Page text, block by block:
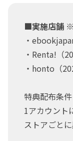
■実施店舗
・
・Renta!（
・honto（
特典配布条
1アカウント
ストアごとに